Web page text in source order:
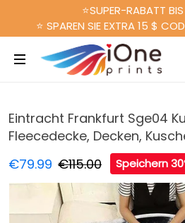
⭐SUPER-RABATT
⭐ SPAREN SIE EXTRA 15 $
Eintracht Frankfurt Sge04
Fleecedecke, Decken,
€79.99 €115.00 Speichern